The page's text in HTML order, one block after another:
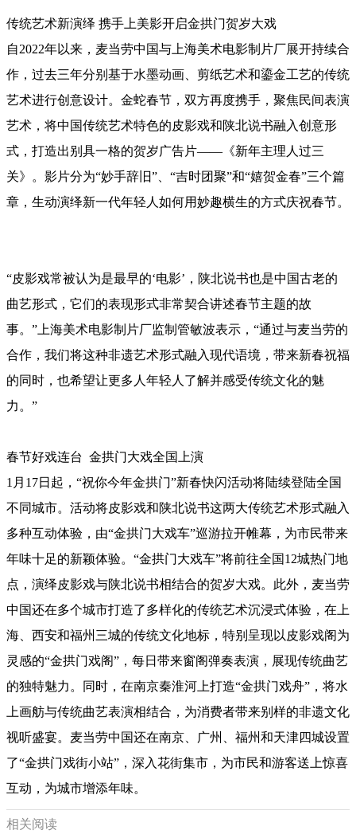
传统艺术新演绎 携手上美影开启金拱门贺岁大戏
自2022年以来，麦当劳中国与上海美术电影制片厂展开持续合
作，过去三年分别基于水墨动画、剪纸艺术和鎏金工艺的传统
艺术进行创意设计。金蛇春节，双方再度携手，聚焦民间表演
艺术，将中国传统艺术特色的皮影戏和陕北说书融入创意形
式，打造出别具一格的贺岁广告片——《新年主理人过三
关》。影片分为“妙手辞旧”、“吉时团聚”和“嬉贺金春”三个篇
章，生动演绎新一代年轻人如何用妙趣横生的方式庆祝春节。
“皮影戏常被认为是最早的‘电影’，陕北说书也是中国古老的
曲艺形式，它们的表现形式非常契合讲述春节主题的故
事。”上海美术电影制片厂监制管敏波表示，“通过与麦当劳的
合作，我们将这种非遗艺术形式融入现代语境，带来新春祝福
的同时，也希望让更多人年轻人了解并感受传统文化的魅
力。”
春节好戏连台 金拱门大戏全国上演
1月17日起，“祝你今年金拱门”新春快闪活动将陆续登陆全国
不同城市。活动将皮影戏和陕北说书这两大传统艺术形式融入
多种互动体验，由“金拱门大戏车”巡游拉开帷幕，为市民带来
年味十足的新颖体验。“金拱门大戏车”将前往全国12城热门地
点，演绎皮影戏与陕北说书相结合的贺岁大戏。此外，麦当劳
中国还在多个城市打造了多样化的传统艺术沉浸式体验，在上
海、西安和福州三城的传统文化地标，特别呈现以皮影戏阁为
灵感的“金拱门戏阁”，每日带来窗阁弹奏表演，展现传统曲艺
的独特魅力。同时，在南京秦淮河上打造“金拱门戏舟”，将水
上画舫与传统曲艺表演相结合，为消费者带来别样的非遗文化
视听盛宴。麦当劳中国还在南京、广州、福州和天津四城设置
了“金拱门戏街小站”，深入花街集市，为市民和游客送上惊喜
互动，为城市增添年味。
相关阅读